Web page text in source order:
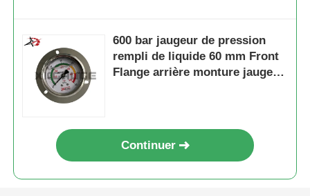
600 bar jaugeur de pression
rempli de liquide 60 mm Front
Flange arrière monture jaugeur
Continuer